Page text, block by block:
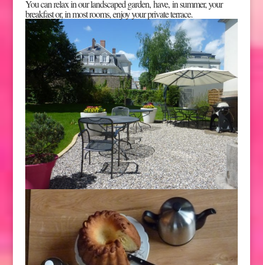
You can relax in our landscaped garden, have, in summer, your
breakfast or, in most rooms, enjoy your private terrace.